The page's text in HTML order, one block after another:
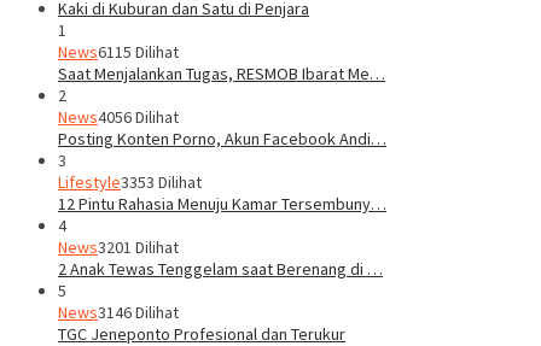
1
News6115 Dilihat
Saat Menjalankan Tugas, RESMOB Ibarat Me…
2
News4056 Dilihat
Posting Konten Porno, Akun Facebook Andi…
3
Lifestyle3353 Dilihat
12 Pintu Rahasia Menuju Kamar Tersembuny…
4
News3201 Dilihat
2 Anak Tewas Tenggelam saat Berenang di …
5
News3146 Dilihat
TGC Jeneponto Profesional dan Terukur